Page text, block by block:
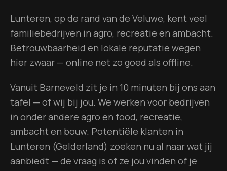
Lunteren, op de rand van de Veluwe, kent veel
familiebedrijven in agro, recreatie en ambacht.
Betrouwbaarheid en lokale reputatie wegen
hier zwaar — online net zo goed als offline.
Vanuit Barneveld zit je in 10 minuten bij ons aan
tafel — of wij bij jou. We werken voor bedrijven
in onder andere agro en food, recreatie,
ambacht en bouw. Potentiële klanten in
Lunteren (Gelderland) zoeken nu al naar wat jij
aanbiedt — de vraag is of ze jou vinden of je